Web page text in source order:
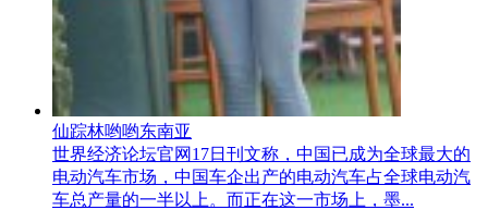
仙踪林哟哟东南亚
世界经济论坛官网17日刊文称，中国已成为全球最大的
电动汽车市场，中国车企出产的电动汽车占全球电动汽
车总产量的一半以上。而正在这一市场上，墨...